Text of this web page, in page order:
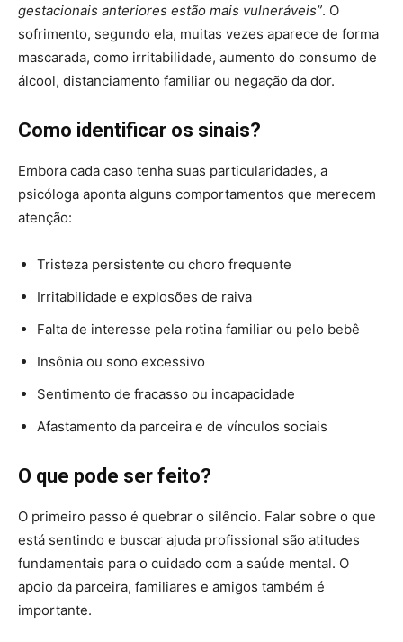
gestacionais anteriores estão mais vulneráveis”. O
sofrimento, segundo ela, muitas vezes aparece de forma
mascarada, como irritabilidade, aumento do consumo de
álcool, distanciamento familiar ou negação da dor.
Como identificar os sinais?
Embora cada caso tenha suas particularidades, a
psicóloga aponta alguns comportamentos que merecem
atenção:
Tristeza persistente ou choro frequente
Irritabilidade e explosões de raiva
Falta de interesse pela rotina familiar ou pelo bebê
Insônia ou sono excessivo
Sentimento de fracasso ou incapacidade
Afastamento da parceira e de vínculos sociais
O que pode ser feito?
O primeiro passo é quebrar o silêncio. Falar sobre o que
está sentindo e buscar ajuda profissional são atitudes
fundamentais para o cuidado com a saúde mental. O
apoio da parceira, familiares e amigos também é
importante.